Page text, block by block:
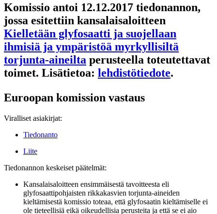
Komissio antoi 12.12.2017 tiedonannon,
jossa esitettiin kansalaisaloitteen
Kielletään glyfosaatti ja suojellaan
ihmisiä ja ympäristöä myrkyllisiltä
torjunta-aineilta perusteella toteutettavat
toimet. Lisätietoa: lehdistötiedote.
Euroopan komission vastaus
Viralliset asiakirjat:
Tiedonanto
Liite
Tiedonannon keskeiset päätelmät:
Kansalaisaloitteen ensimmäisestä tavoitteesta eli
glyfosaattipohjaisten rikkakasvien torjunta-aineiden
kieltämisestä komissio toteaa, että glyfosaatin kieltämiselle ei
ole tieteellisiä eikä oikeudellisia perusteita ja että se ei aio